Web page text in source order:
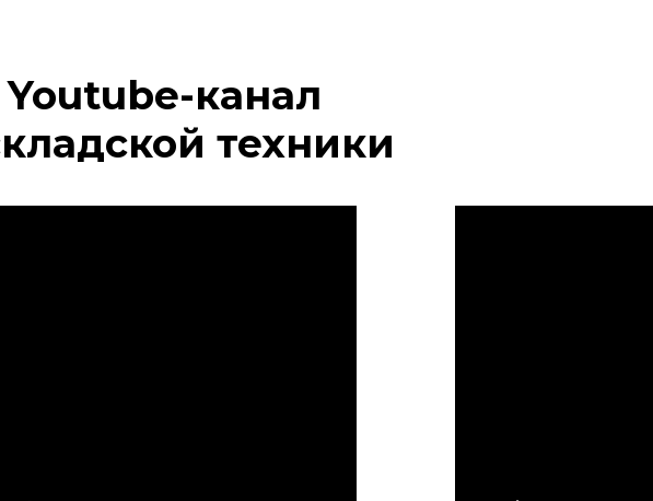
канал
техники